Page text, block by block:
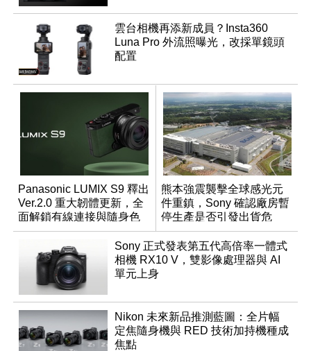
雲台相機再添新成員？Insta360
Luna Pro 外流照曝光，改採單鏡頭
配置
Panasonic LUMIX S9 釋出
Ver.2.0 重大韌體更新，全
面解鎖有線連接與隨身色
調編輯
熊本強震襲擊全球感光元
件重鎮，Sony 確認廠房暫
停生產是否引發出貨危
機？
Sony 正式發表第五代高倍率一體式
相機 RX10 V，雙影像處理器與 AI
單元上身
Nikon 未來新品推測藍圖：全片幅
定焦隨身機與 RED 技術加持機種成
焦點